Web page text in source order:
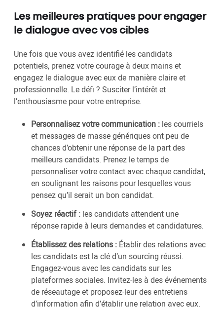
Les meilleures pratiques pour engager
le dialogue avec vos cibles
Une fois que vous avez identifié les candidats
potentiels, prenez votre courage à deux mains et
engagez le dialogue avec eux de manière claire et
professionnelle. Le défi ? Susciter l’intérêt et
l’enthousiasme pour votre entreprise.
Personnalisez votre communication : les courriels
et messages de masse génériques ont peu de
chances d’obtenir une réponse de la part des
meilleurs candidats. Prenez le temps de
personnaliser votre contact avec chaque candidat,
en soulignant les raisons pour lesquelles vous
pensez qu’il serait un bon candidat.
Soyez réactif : les candidats attendent une
réponse rapide à leurs demandes et candidatures.
Établissez des relations : Établir des relations avec
les candidats est la clé d’un sourcing réussi.
Engagez-vous avec les candidats sur les
plateformes sociales. Invitez-les à des événements
de réseautage et proposez-leur des entretiens
d’information afin d’établir une relation avec eux.